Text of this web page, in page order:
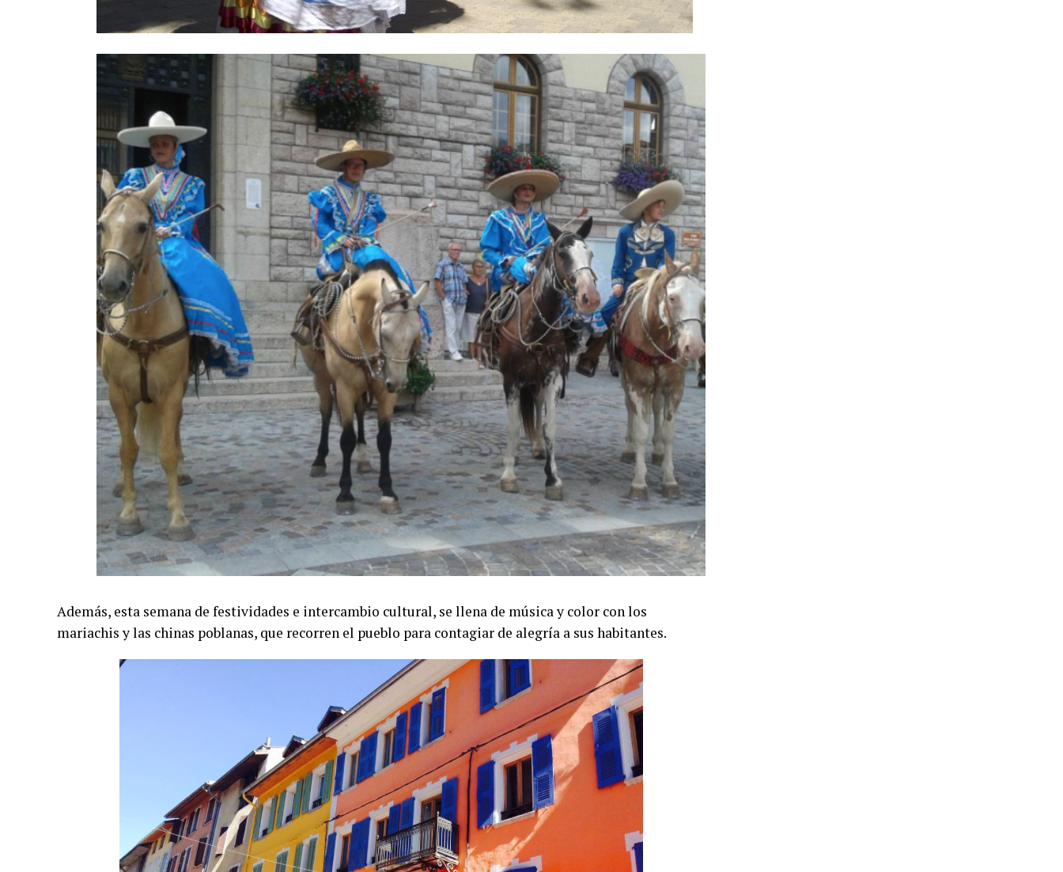
Además, esta semana de festividades e intercambio cultural, se llena de música y color con los
mariachis y las chinas poblanas, que recorren el pueblo para contagiar de alegría a sus habitantes.